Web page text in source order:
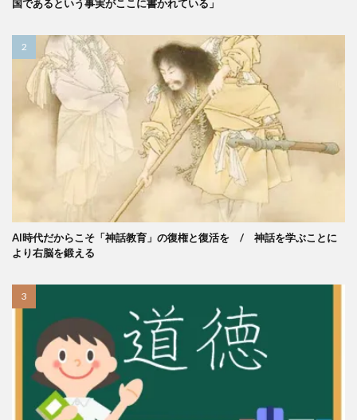
国であるという事実がここに書かれている」
AI時代だからこそ「神話教育」の復権と復活を / 神話を学ぶことに
より右脳を鍛える